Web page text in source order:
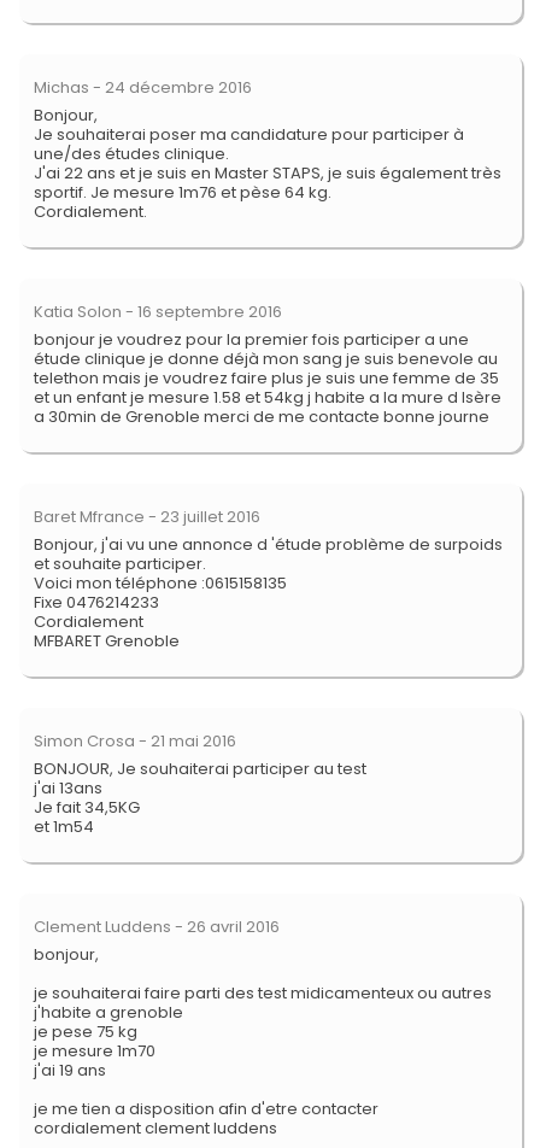
Michas - 24 décembre 2016
Bonjour,
Je souhaiterai poser ma candidature pour participer à
une/des études clinique.
J'ai 22 ans et je suis en Master STAPS, je suis également très
sportif. Je mesure 1m76 et pèse 64 kg.
Cordialement.
Katia Solon - 16 septembre 2016
bonjour je voudrez pour la premier fois participer a une
étude clinique je donne déjà mon sang je suis benevole au
telethon mais je voudrez faire plus je suis une femme de 35
et un enfant je mesure 1.58 et 54kg j habite a la mure d Isère
a 30min de Grenoble merci de me contacte bonne journe
Baret Mfrance - 23 juillet 2016
Bonjour, j'ai vu une annonce d 'étude problème de surpoids
et souhaite participer.
Voici mon téléphone :0615158135
Fixe 0476214233
Cordialement
MFBARET Grenoble
Simon Crosa - 21 mai 2016
BONJOUR, Je souhaiterai participer au test
j'ai 13ans
Je fait 34,5KG
et 1m54
Clement Luddens - 26 avril 2016
bonjour,
je souhaiterai faire parti des test midicamenteux ou autres
j'habite a grenoble
je pese 75 kg
je mesure 1m70
j'ai 19 ans
je me tien a disposition afin d'etre contacter
cordialement clement luddens